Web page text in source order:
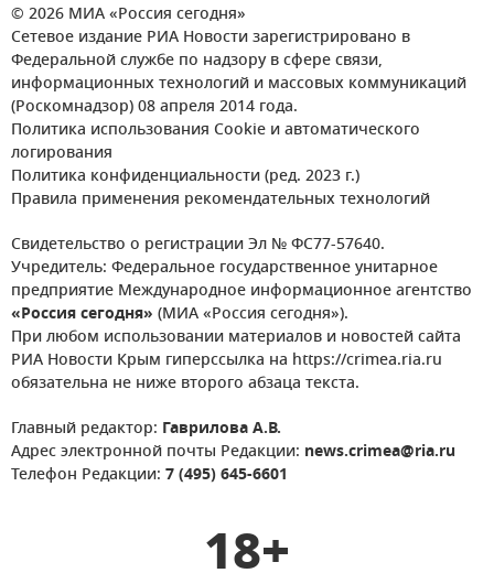
© 2026 МИА «Россия сегодня»
Сетевое издание РИА Новости зарегистрировано в
Федеральной службе по надзору в сфере связи,
информационных технологий и массовых коммуникаций
(Роскомнадзор) 08 апреля 2014 года.
Политика использования Cookie и автоматического
логирования
Политика конфиденциальности (ред. 2023 г.)
Правила применения рекомендательных технологий
Свидетельство о регистрации Эл № ФС77-57640.
Учредитель: Федеральное государственное унитарное
предприятие Международное информационное агентство
«Россия сегодня» (МИА «Россия сегодня»).
При любом использовании материалов и новостей сайта
РИА Новости Крым гиперссылка на https://crimea.ria.ru
обязательна не ниже второго абзаца текста.
Главный редактор: Гаврилова А.В.
Адрес электронной почты Редакции: news.crimea@ria.ru
Телефон Редакции: 7 (495) 645-6601
18+